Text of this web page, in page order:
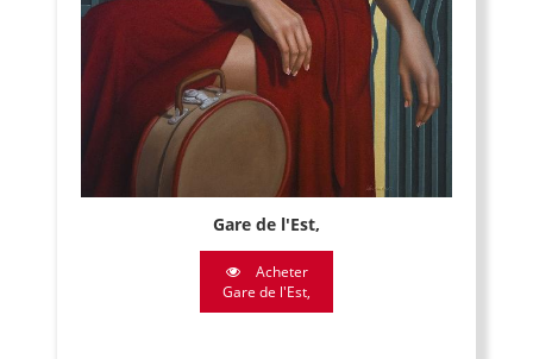
Gare de l'Est,
Acheter
Gare de l'Est,